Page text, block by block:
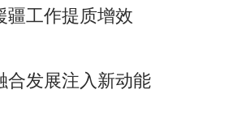
作提质增效
展注入新动能